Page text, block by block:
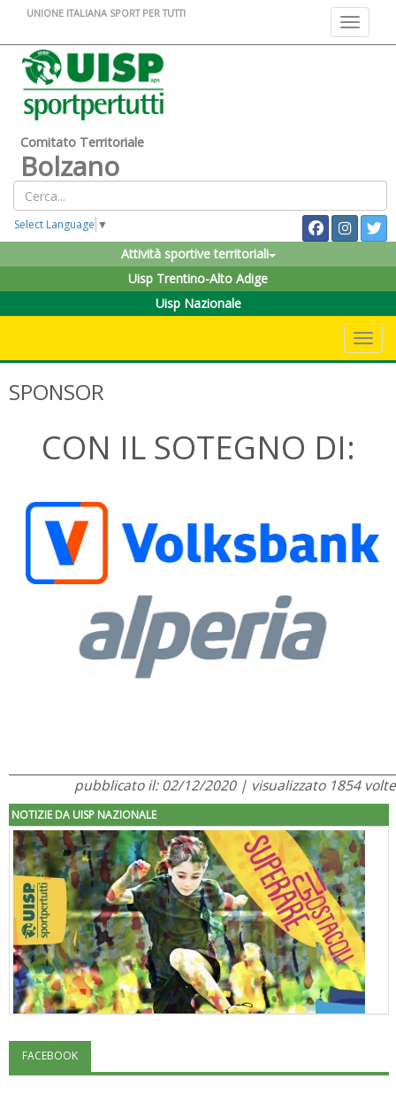
Toggle
UNIONE ITALIANA SPORT PER TUTTI
Comitato Territoriale
Bolzano
Select Language ▼
Attività sportive territoriali
Uisp Trentino-Alto Adige
Uisp Nazionale
SPONSOR
CON IL SOTEGNO DI:
pubblicato il: 02/12/2020 | visualizzato 1854 volte
NOTIZIE DA UISP NAZIONALE
"Superare gli ostacoli": la relazione di Tiziano Pesce al CN Uisp
FACEBOOK